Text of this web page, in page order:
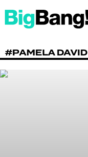
#PAMELA DAVID
SHOW
POLÍTICA